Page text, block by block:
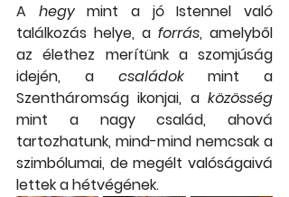
A hegy mint a jó Istennel való
találkozás helye, a forrás, amelyből
az élethez merítünk a szomjúság
idején, a családok mint a
Szentháromság ikonjai, a közösség
mint a nagy család, ahová
tartozhatunk, mind-mind nemcsak a
szimbólumai, de megélt valóságaivá
lettek a hétvégének.